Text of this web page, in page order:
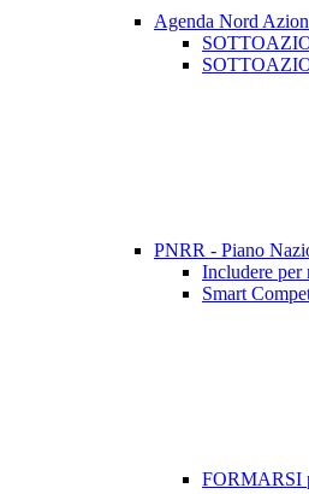
Agenda Nord
PNRR - Piano
Includere per
Smart
FORMARSI